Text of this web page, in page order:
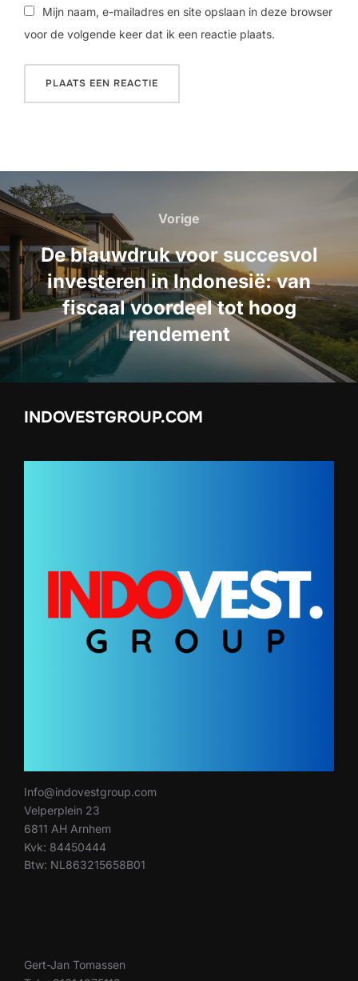
Mijn naam, e-mailadres en site opslaan in deze browser
voor de volgende keer dat ik een reactie plaats.
Bericht
navigatie
Vorige
Vorige
De blauwdruk voor succesvol
investeren in Indonesië: van
fiscaal voordeel tot hoog
rendement
INDOVESTGROUP.COM
Info@indovestgroup.com
Velperplein 23
6811 AH Arnhem
Kvk: 84450444
Btw: NL863215658B01
Gert-Jan Tomassen